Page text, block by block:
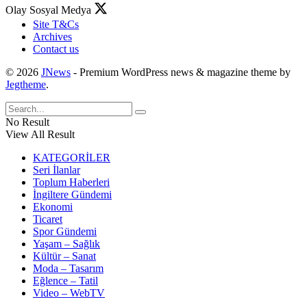
Olay Sosyal Medya
Site T&Cs
Archives
Contact us
© 2026 JNews - Premium WordPress news & magazine theme by
Jegtheme.
No Result
View All Result
KATEGORİLER
Seri İlanlar
Toplum Haberleri
İngiltere Gündemi
Ekonomi
Ticaret
Spor Gündemi
Yaşam – Sağlık
Kültür – Sanat
Moda – Tasarım
Eğlence – Tatil
Video – WebTV